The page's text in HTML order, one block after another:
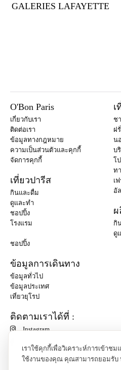
เราใช้คุกกี้เพื่อวิเคราะห์การเข้าชมและปรับปรุงประสบการณ์การ
ใช้งานของคุณ คุณสามารถยอมรับ
GALERIES LAFAYETTE
O'Bon Paris
เกี่ยวกับเรา
ติดต่อเรา
ข้อมูลทางกฎหมาย
ความเป็นส่วนตัวและคุกกี้
จัดการคุกกี้
เที่ยวปารีส
กินและดื่ม
ดูและทำ
ชอปปิ้ง
โรงแรม
ช
ฝ
น
บ
โ
ท
เ
อั
กิ
ดู
ชอปปิ้ง
ข้อมูลการเดินทาง
ข้อมูลทั่วไป
ข้อมูลประเทศ
เที่ยวยุโรป
ติดตามเราได้ที่ :
Instagram